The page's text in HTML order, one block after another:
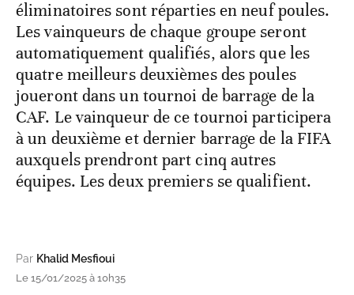
éliminatoires sont réparties en neuf poules.
Les vainqueurs de chaque groupe seront
automatiquement qualifiés, alors que les
quatre meilleurs deuxièmes des poules
joueront dans un tournoi de barrage de la
CAF. Le vainqueur de ce tournoi participera
à un deuxième et dernier barrage de la FIFA
auxquels prendront part cinq autres
équipes. Les deux premiers se qualifient.
Par Khalid Mesfioui
Le 15/01/2025 à 10h35